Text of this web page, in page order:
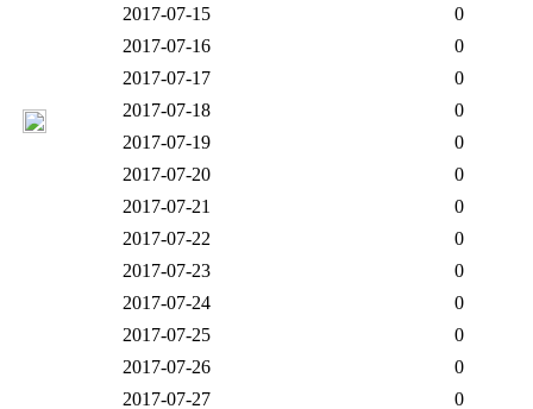
2017-07-15
0
2017-07-16
0
2017-07-17
0
2017-07-18
0
2017-07-19
0
2017-07-20
0
2017-07-21
0
2017-07-22
0
2017-07-23
0
2017-07-24
0
2017-07-25
0
2017-07-26
0
2017-07-27
0